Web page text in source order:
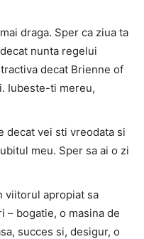
draga. Sper ca ziua ta
nunta regelui
decat Brienne of
Iubeste-ti mereu,
decat vei sti vreodata si
meu. Sper sa ai o zi
viitorul apropiat sa
– bogatie, o masina de
succes si, desigur, o